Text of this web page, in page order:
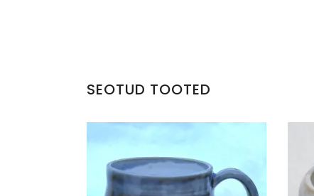
SEOTUD TOOTED
KRUUS KERAAMILINE KÄSITÖÖ